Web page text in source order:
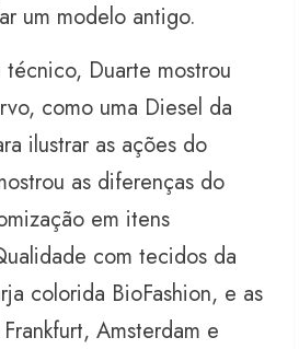
um modelo antigo.
Duarte mostrou
como uma Diesel da
ilustrar as ações do
as diferenças do
em itens
com tecidos da
colorida BioFashion, e as
Amsterdam e